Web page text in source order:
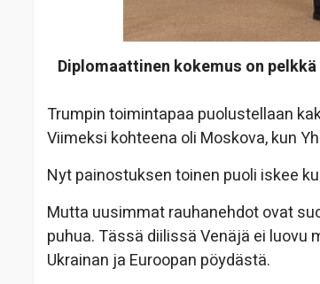
Diplomaattinen kokemus on
Trumpin toimintapaa puolustellaan
Viimeksi kohteena oli Moskova, kun
Nyt painostuksen toinen puoli iskee
Mutta uusimmat rauhanehdot ovat
puhua. Tässä diilissä Venäjä ei
Ukrainan ja Euroopan pöydästä.